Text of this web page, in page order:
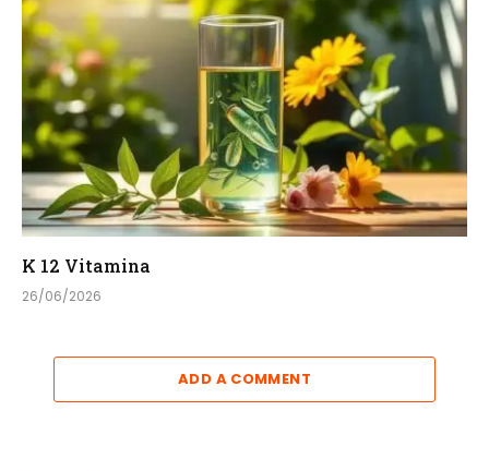
K 12 Vitamina
26/06/2026
ADD A COMMENT